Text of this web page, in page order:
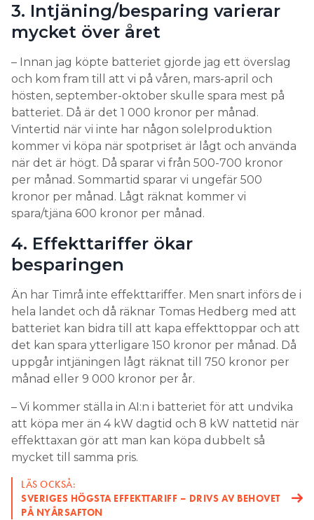
3. Intjäning/besparing varierar
mycket över året
– Innan jag köpte batteriet gjorde jag ett överslag
och kom fram till att vi på våren, mars-april och
hösten, september-oktober skulle spara mest på
batteriet. Då är det 1 000 kronor per månad.
Vintertid när vi inte har någon solelproduktion
kommer vi köpa när spotpriset är lågt och använda
när det är högt. Då sparar vi från 500-700 kronor
per månad. Sommartid sparar vi ungefär 500
kronor per månad. Lågt räknat kommer vi
spara/tjäna 600 kronor per månad.
4. Effekttariffer ökar
besparingen
Än har Timrå inte effekttariffer. Men snart införs de i
hela landet och då räknar Tomas Hedberg med att
batteriet kan bidra till att kapa effekttoppar och att
det kan spara ytterligare 150 kronor per månad. Då
uppgår intjäningen lågt räknat till 750 kronor per
månad eller 9 000 kronor per år.
– Vi kommer ställa in AI:n i batteriet för att undvika
att köpa mer än 4 kW dagtid och 8 kW nattetid när
effekttaxan gör att man kan köpa dubbelt så
mycket till samma pris.
LÄS OCKSÅ:
SVERIGES HÖGSTA EFFEKTTARIFF – DRIVS AV BEHOVET
PÅ NYÅRSAFTON